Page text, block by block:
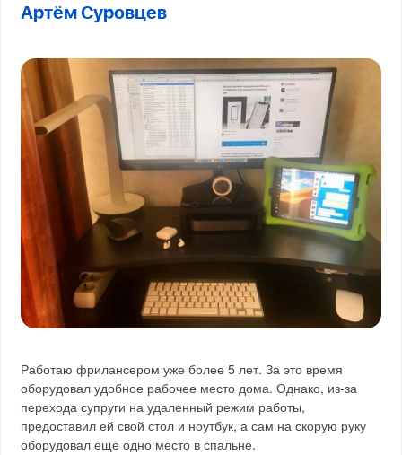
Артём Суровцев
Работаю фрилансером уже более 5 лет. За это время
оборудовал удобное рабочее место дома. Однако, из-за
перехода супруги на удаленный режим работы,
предоставил ей свой стол и ноутбук, а сам на скорую руку
оборудовал еще одно место в спальне.